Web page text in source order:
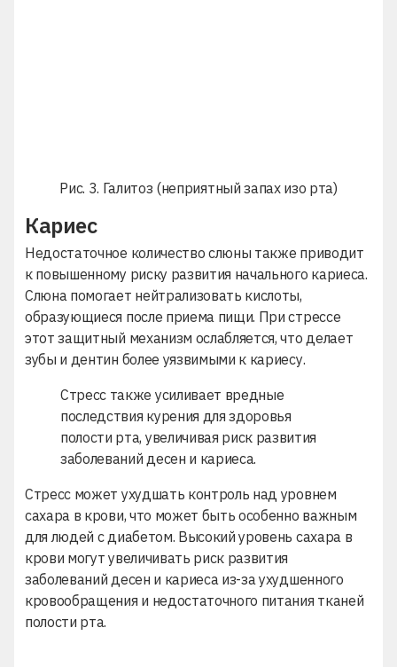
Рис. 3. Галитоз (неприятный запах изо рта)
Кариес
Недостаточное количество слюны также приводит
к повышенному риску развития начального кариеса.
Слюна помогает нейтрализовать кислоты,
образующиеся после приема пищи. При стрессе
этот защитный механизм ослабляется, что делает
зубы и дентин более уязвимыми к кариесу.
Стресс также усиливает вредные
последствия курения для здоровья
полости рта, увеличивая риск развития
заболеваний десен и кариеса.
Стресс может ухудшать контроль над уровнем
сахара в крови, что может быть особенно важным
для людей с диабетом. Высокий уровень сахара в
крови могут увеличивать риск развития
заболеваний десен и кариеса из-за ухудшенного
кровообращения и недостаточного питания тканей
полости рта.